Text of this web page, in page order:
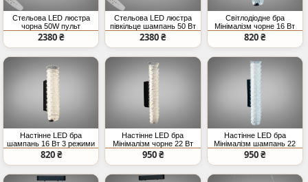
Стельова LED люстра
чорна 50W пульт
2380 ₴
Стельова LED люстра
півкільце шампань 50 Вт
2380 ₴
Світлодіодне бра
Мінімалізм чорне 16 Вт
30 см
820 ₴
Настінне LED бра
шампань 16 Вт 3 режими
820 ₴
Настінне LED бра
Мінімалізм чорне 22 Вт
950 ₴
Настінне LED бра
Мінімалізм шампань 22
Вт три режими
950 ₴